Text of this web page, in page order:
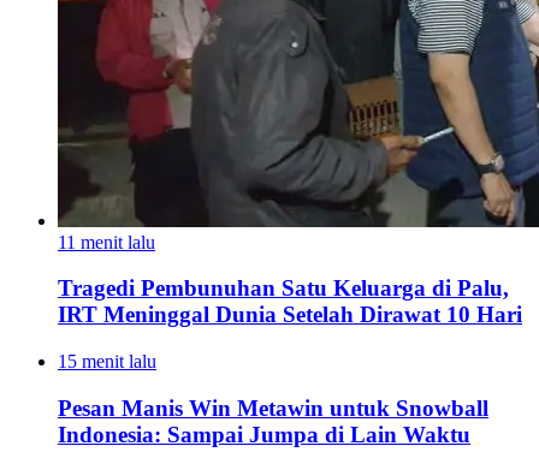
11 menit lalu
Tragedi Pembunuhan Satu Keluarga di Palu,
IRT Meninggal Dunia Setelah Dirawat 10 Hari
15 menit lalu
Pesan Manis Win Metawin untuk Snowball
Indonesia: Sampai Jumpa di Lain Waktu